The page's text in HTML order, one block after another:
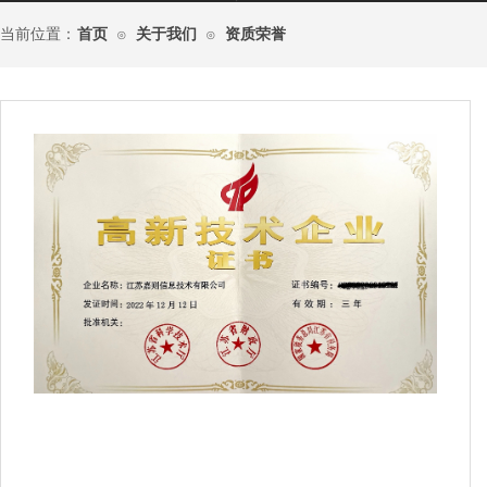
当前位置： 首页 ⊙ 关于我们 ⊙ 资质荣誉